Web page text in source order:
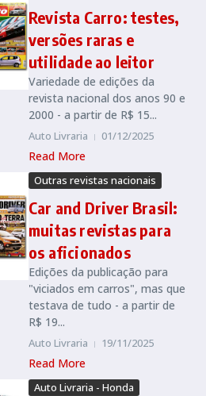
Revista Carro: testes,
versões raras e
utilidade ao leitor
Variedade de edições da
revista nacional dos anos 90 e
2000 - a partir de R$ 15...
Auto Livraria 01/12/2025
Read More
Outras revistas nacionais
Car and Driver Brasil:
muitas revistas para
os aficionados
Edições da publicação para
"viciados em carros", mas que
testava de tudo - a partir de
R$ 19...
Auto Livraria 19/11/2025
Read More
Auto Livraria - Honda